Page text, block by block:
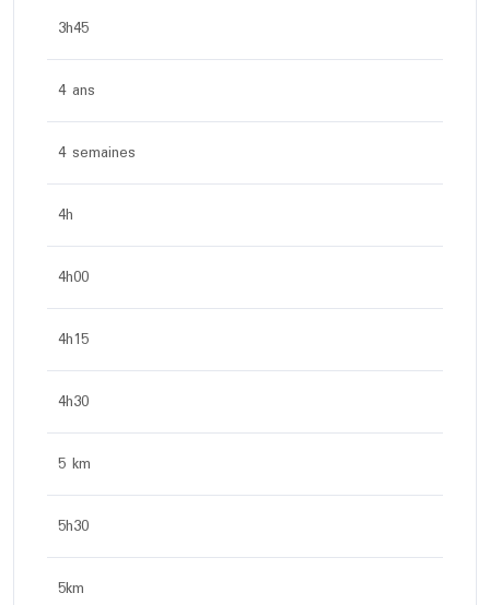
3h45
4 ans
4 semaines
4h
4h00
4h15
4h30
5 km
5h30
5km